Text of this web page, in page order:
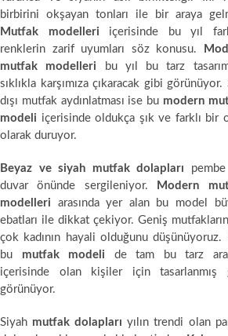
birbirini okşayan tonları ile bir araya
Mutfak modelleri içerisinde bu yıl
renklerin zarif uyumları söz konusu.
mutfak modelleri bu yıl bu tarz
sıklıkla karşımıza çıkaracak gibi görünüyor.
dışı mutfak aydınlatması ise bu modern
modeli içerisinde oldukça şık ve farklı bir
olarak duruyor.
Beyaz ve siyah mutfak dolapları
duvar önünde sergileniyor.
Modern
modelleri arasında yer alan bu model
ebatları ile dikkat çekiyor. Geniş
çok kadının hayali olduğunu düşünüyoruz.
bu mutfak modeli de tam bu tarz
içerisinde olan kişiler için tasarlanmış
görünüyor.
Siyah mutfak dolapları yılın trendi olan